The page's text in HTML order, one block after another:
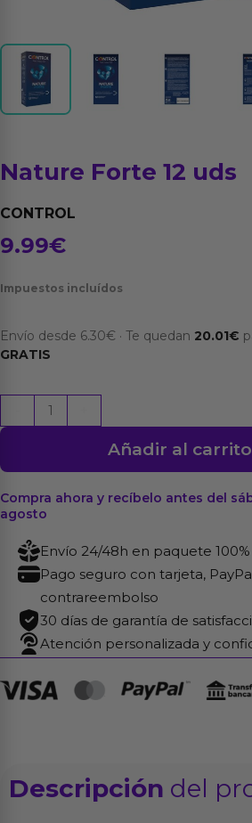
Nature Forte 12 uds
CONTROL
9.99€
Impuestos incluídos
Envío desde 6.30€ · Te quedan 20.01€
GRATIS
Nature
Forte
uds
cantidad
Añadir al carrito
Compra ahora y recíbelo antes del
agosto
Envío 24/48h en paquete
Pago seguro con tarjeta,
contrareembolso
30 días de garantía de
Atención personalizada y
Descripción del